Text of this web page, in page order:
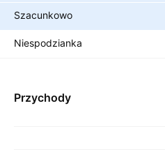
Szacunkowo
Niespodzianka
Przychody